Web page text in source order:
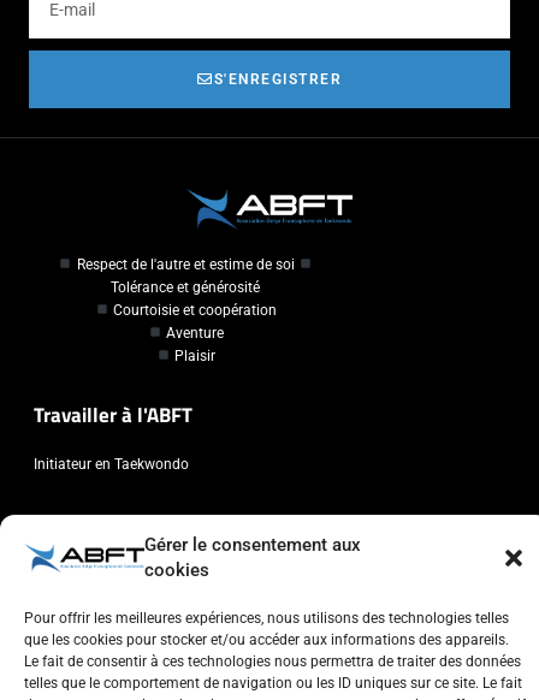
Gérer le consentement aux
cookies
Pour offrir les meilleures expériences, nous utilisons des technologies telles
que les cookies pour stocker et/ou accéder aux informations des appareils.
Le fait de consentir à ces technologies nous permettra de traiter des données
telles que le comportement de navigation ou les ID uniques sur ce site. Le fait
S'ENREGISTRER
Respect de l'autre et estime de soi
Tolérance et générosité
Courtoisie et coopération
Aventure
Plaisir
Travailler à l'ABFT
Initiateur en Taekwondo
Contact
Association Belge Francophone de Taekwondo
info@abft.be
+32 (0)2 347 34 77